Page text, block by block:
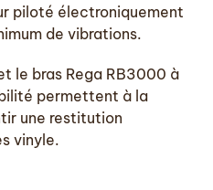
piloté électroniquement
de vibrations.
le bras Rega RB3000 à
permettent à la
une restitution
vinyle.